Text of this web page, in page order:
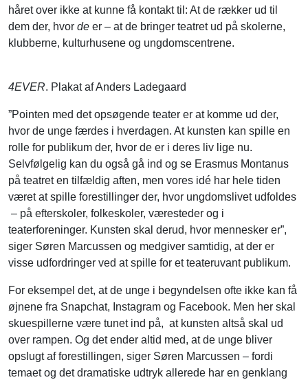
håret over ikke at kunne få kontakt til: At de rækker ud til
dem der, hvor de er – at de bringer teatret ud på skolerne,
klubberne, kulturhusene og ungdomscentrene.
4EVER. Plakat af Anders Ladegaard
”Pointen med det opsøgende teater er at komme ud der,
hvor de unge færdes i hverdagen. At kunsten kan spille en
rolle for publikum der, hvor de er i deres liv lige nu.
Selvfølgelig kan du også gå ind og se Erasmus Montanus
på teatret en tilfældig aften, men vores idé har hele tiden
været at spille forestillinger der, hvor ungdomslivet udfoldes
– på efterskoler, folkeskoler, væresteder og i
teaterforeninger. Kunsten skal derud, hvor mennesker er”,
siger Søren Marcussen og medgiver samtidig, at der er
visse udfordringer ved at spille for et teateruvant publikum.
For eksempel det, at de unge i begyndelsen ofte ikke kan få
øjnene fra Snapchat, Instagram og Facebook. Men her skal
skuespillerne være tunet ind på, at kunsten altså skal ud
over rampen. Og det ender altid med, at de unge bliver
opslugt af forestillingen, siger Søren Marcussen – fordi
temaet og det dramatiske udtryk allerede har en genklang